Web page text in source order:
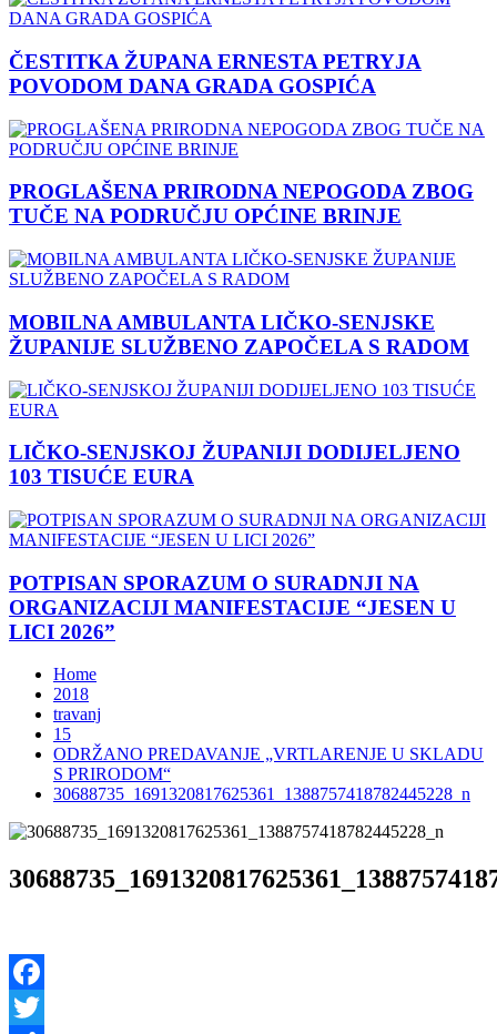
ČESTITKA ŽUPANA ERNESTA PETRYJA
POVODOM DANA GRADA GOSPIĆA
PROGLAŠENA PRIRODNA NEPOGODA ZBOG
TUČE NA PODRUČJU OPĆINE BRINJE
MOBILNA AMBULANTA LIČKO-SENJSKE
ŽUPANIJE SLUŽBENO ZAPOČELA S RADOM
LIČKO-SENJSKOJ ŽUPANIJI DODIJELJENO
103 TISUĆE EURA
POTPISAN SPORAZUM O SURADNJI NA
ORGANIZACIJI MANIFESTACIJE “JESEN U
LICI 2026”
Home
2018
travanj
15
ODRŽANO PREDAVANJE „VRTLARENJE U SKLADU
S PRIRODOM“
30688735_1691320817625361_1388757418782445228_n
Facebook